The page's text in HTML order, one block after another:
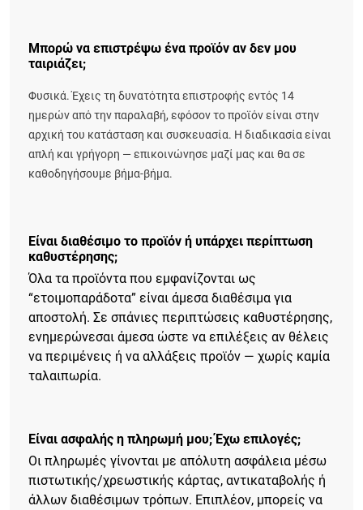
Μπορώ να επιστρέψω ένα προϊόν αν δεν μου
ταιριάζει;
Φυσικά. Έχεις τη δυνατότητα επιστροφής εντός 14
ημερών από την παραλαβή, εφόσον το προϊόν είναι στην
αρχική του κατάσταση και συσκευασία. Η διαδικασία είναι
απλή και γρήγορη — επικοινώνησε μαζί μας και θα σε
καθοδηγήσουμε βήμα-βήμα.
Είναι διαθέσιμο το προϊόν ή υπάρχει περίπτωση
καθυστέρησης;
Όλα τα προϊόντα που εμφανίζονται ως
“ετοιμοπαράδοτα” είναι άμεσα διαθέσιμα για
αποστολή. Σε σπάνιες περιπτώσεις καθυστέρησης,
ενημερώνεσαι άμεσα ώστε να επιλέξεις αν θέλεις
να περιμένεις ή να αλλάξεις προϊόν — χωρίς καμία
ταλαιπωρία.
Είναι ασφαλής η πληρωμή μου; Έχω επιλογές;
Οι πληρωμές γίνονται με απόλυτη ασφάλεια μέσω
πιστωτικής/χρεωστικής κάρτας, αντικαταβολής ή
άλλων διαθέσιμων τρόπων. Επιπλέον, μπορείς να